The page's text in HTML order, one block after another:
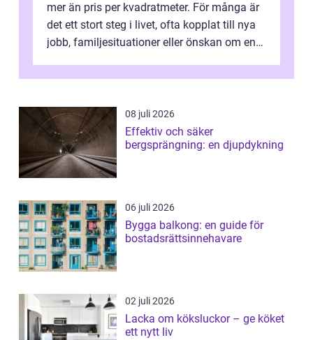
mer än pris per kvadratmeter. För många är
det ett stort steg i livet, ofta kopplat till nya
jobb, familjesituationer eller önskan om en
08 juli 2026
Effektiv och säker
bergsprängning: en djupdykning
06 juli 2026
Bygga balkong: en guide för
bostadsrättsinnehavare
02 juli 2026
Lacka om köksluckor – ge köket
ett nytt liv